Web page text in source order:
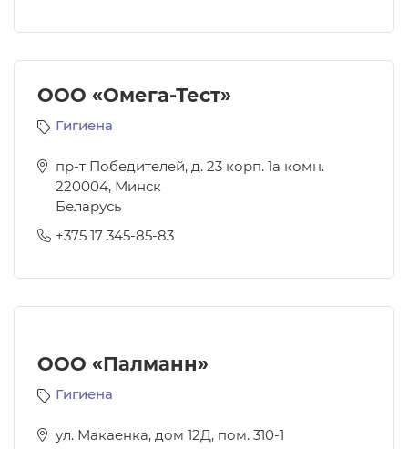
ООО «Омега-Тест»
Гигиена
пр-т Победителей, д. 23 корп. 1а комн.
220004, Минск
Беларусь
+375 17 345-85-83
ООО «Палманн»
Гигиена
ул. Макаенка, дом 12Д, пом. 310-1